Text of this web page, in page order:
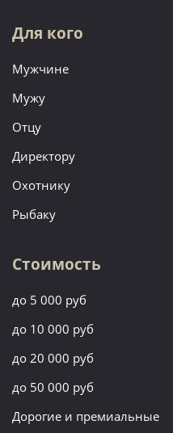
Для кого
Мужчине
Мужу
Отцу
Директору
Охотнику
Рыбаку
Стоимость
до 5 000 руб
до 10 000 руб
до 20 000 руб
до 50 000 руб
Дорогие и премиальные